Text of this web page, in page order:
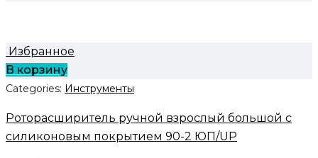
Избранное
В корзину
Categories: Инструменты
Роторасширитель ручной взрослый большой с
силиконовым покрытием 90-2 ЮП/UP